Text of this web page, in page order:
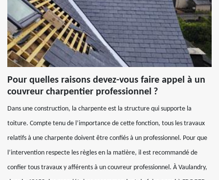
Pour quelles raisons devez-vous faire appel à un
couvreur charpentier professionnel ?
Dans une construction, la charpente est la structure qui supporte la
toiture. Compte tenu de l’importance de cette fonction, tous les travaux
relatifs à une charpente doivent être confiés à un professionnel. Pour que
l’intervention respecte les règles en la matière, il est recommandé de
confier tous travaux y afférents à un couvreur professionnel. À Vaulandry,